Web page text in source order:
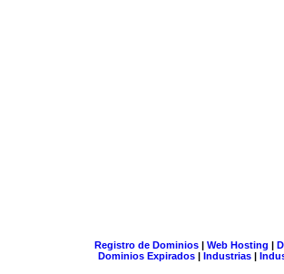
Registro de Dominios| Web Hosting |
Dominios Expirados | Industrias |